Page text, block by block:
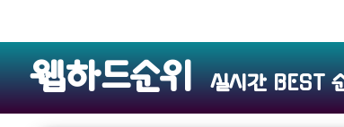
웹하드순위 실시간 BEST